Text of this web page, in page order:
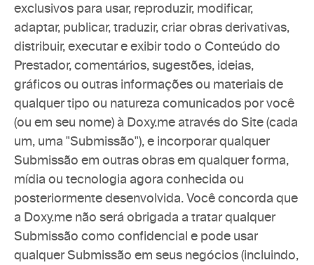
exclusivos para usar, reproduzir, modificar,
adaptar, publicar, traduzir, criar obras derivativas,
distribuir, executar e exibir todo o Conteúdo do
Prestador, comentários, sugestões, ideias,
gráficos ou outras informações ou materiais de
qualquer tipo ou natureza comunicados por você
(ou em seu nome) à Doxy.me através do Site (cada
um, uma "Submissão"), e incorporar qualquer
Submissão em outras obras em qualquer forma,
mídia ou tecnologia agora conhecida ou
posteriormente desenvolvida. Você concorda que
a Doxy.me não será obrigada a tratar qualquer
Submissão como confidencial e pode usar
qualquer Submissão em seus negócios (incluindo,